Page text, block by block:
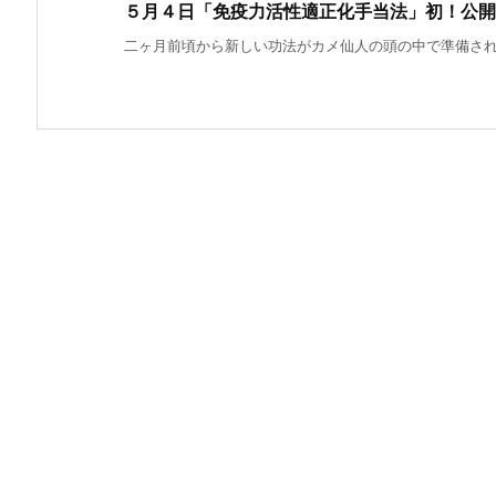
５月４日「免疫力活性適正化手当法」初！公開
二ヶ月前頃から新しい功法がカメ仙人の頭の中で準備さ